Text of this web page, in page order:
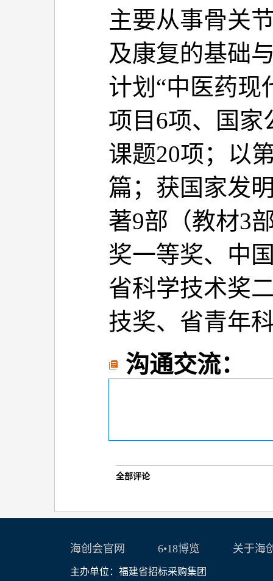
主要从事骨关
及康复的基础
计划“中医药现
项目6项、国家
课题20项；以
篇；获国家发
著9部（教材3
奖一等奖、中
省科学技术奖
技奖、省青年
沟通交流：
全部评论
海创会官网 6•18博览 关于海
主办单位：福建省招标采购集团